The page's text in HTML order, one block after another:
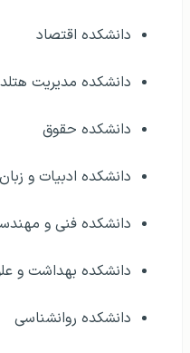
دانشکده اقتصاد
دانشکده مدیریت
دانشکده حقوق
دانشکده ادبیات و زبان
دانشکده فنی و
دانشکده بهداشت و
دانشکده روانشناسی